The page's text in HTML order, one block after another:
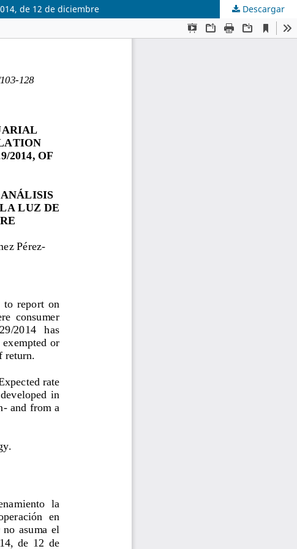
de 12 de diciembre Descargar